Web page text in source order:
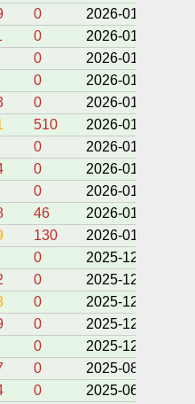
0
2026-01-30
0
2026-01-30
0
2026-01-30
0
2026-01-30
0
2026-01-30
510
2026-01-20
0
2026-01-20
0
2026-01-17
0
2026-01-17
46
2026-01-06
130
2026-01-06
0
2025-12-30
0
2025-12-30
0
2025-12-30
0
2025-12-29
0
2025-12-03
0
2025-08-02
0
2025-06-27